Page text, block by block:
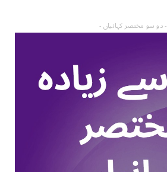
- دو سو مختصر کہانیاں -